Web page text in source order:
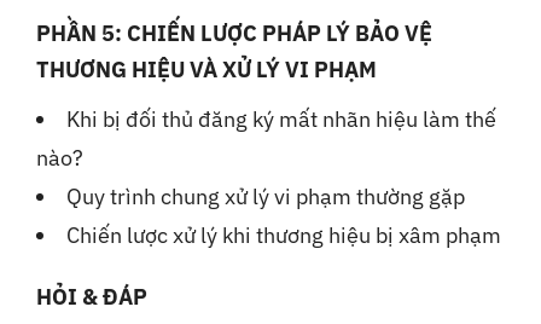
PHẦN 5: CHIẾN LƯỢC PHÁP LÝ BẢO VỆ
THƯƠNG HIỆU VÀ XỬ LÝ VI PHẠM
Khi bị đối thủ đăng ký mất nhãn hiệu làm thế
nào?
Quy trình chung xử lý vi phạm thường gặp
Chiến lược xử lý khi thương hiệu bị xâm phạm
HỎI & ĐÁP